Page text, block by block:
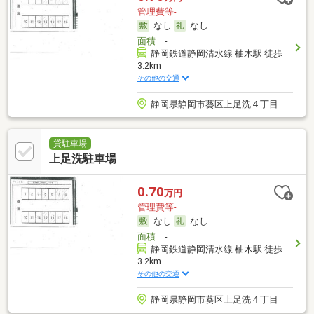
管理費等-
なし
なし
面積-
静岡鉄道静岡清水線 柚木駅 徒歩
3.2km
その他の交通
静岡県静岡市葵区上足洗４丁目
貸駐車場
上足洗駐車場
0.70万円
管理費等-
なし
なし
面積-
静岡鉄道静岡清水線 柚木駅 徒歩
3.2km
その他の交通
静岡県静岡市葵区上足洗４丁目